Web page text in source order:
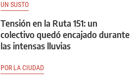
UN SUSTO
Tensión en la Ruta 151: un
colectivo quedó encajado durante
las intensas lluvias
POR LA CIUDAD